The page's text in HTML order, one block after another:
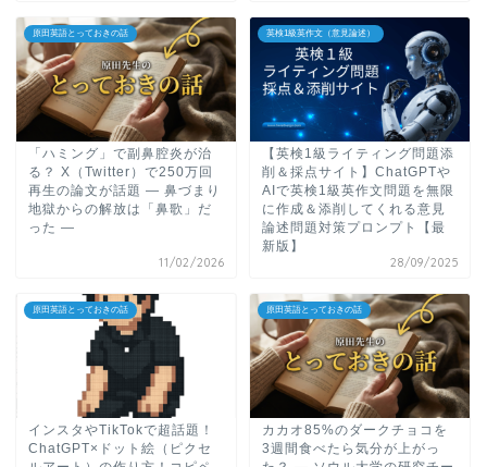
原田英語とっておきの話
「ハミング」で副鼻腔炎が治
る？ X（Twitter）で250万回
再生の論文が話題 ― 鼻づまり
地獄からの解放は「鼻歌」だ
った ―
11/02/2026
英検1級英作文（意見論述）
【英検1級ライティング問題添
削＆採点サイト】ChatGPTや
AIで英検1級英作文問題を無限
に作成＆添削してくれる意見
論述問題対策プロンプト【最
新版】
28/09/2025
原田英語とっておきの話
インスタやTikTokで超話題！
ChatGPT×ドット絵（ピクセ
原田英語とっておきの話
カカオ85%のダークチョコを
3週間食べたら気分が上がっ